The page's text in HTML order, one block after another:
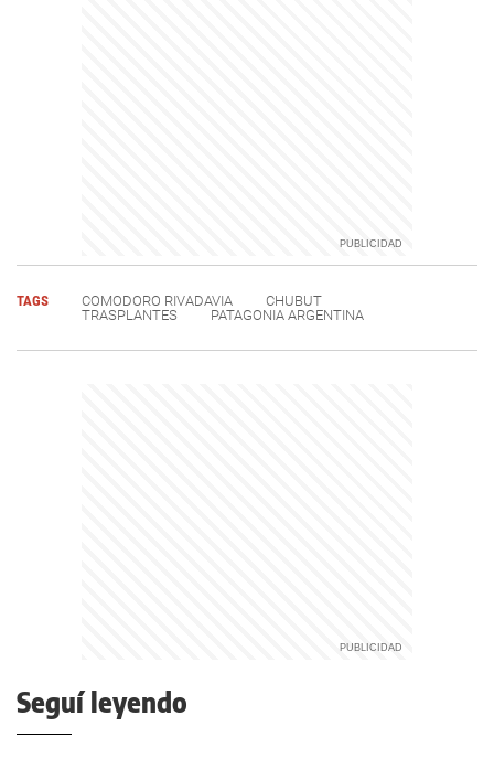
TAGS COMODORO RIVADAVIA
CHUBUT
TRASPLANTES
PATAGONIA ARGENTINA
Seguí leyendo